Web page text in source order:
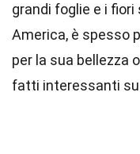
grandi foglie e i
America, è spesso
per la sua bellezza
fatti interessanti